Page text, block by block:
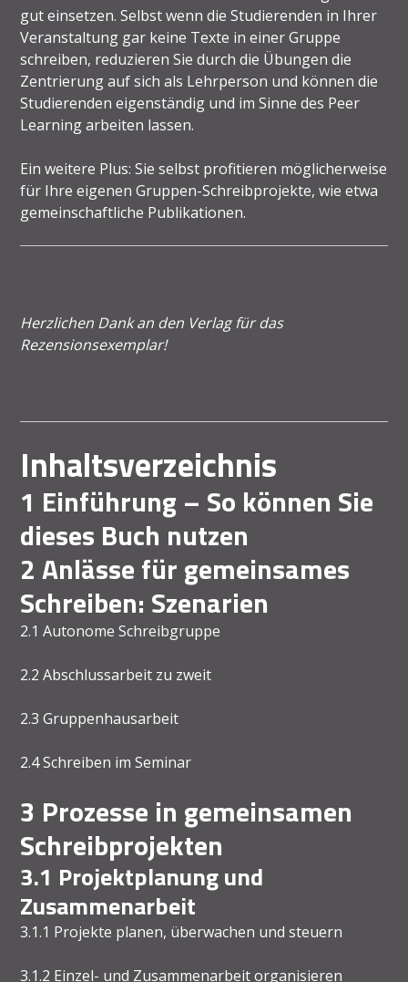
gut einsetzen. Selbst wenn die Studierenden in Ihrer
Veranstaltung gar keine Texte in einer Gruppe
schreiben, reduzieren Sie durch die Übungen die
Zentrierung auf sich als Lehrperson und können die
Studierenden eigenständig und im Sinne des Peer
Learning arbeiten lassen.
Ein weitere Plus: Sie selbst profitieren möglicherweise
für Ihre eigenen Gruppen-Schreibprojekte, wie etwa
gemeinschaftliche Publikationen.
Herzlichen Dank an den Verlag für das
Rezensionsexemplar!
Inhaltsverzeichnis
1 Einführung – So können Sie
dieses Buch nutzen
2 Anlässe für gemeinsames
Schreiben: Szenarien
2.1 Autonome Schreibgruppe
2.2 Abschlussarbeit zu zweit
2.3 Gruppenhausarbeit
2.4 Schreiben im Seminar
3 Prozesse in gemeinsamen
Schreibprojekten
3.1 Projektplanung und
Zusammenarbeit
3.1.1 Projekte planen, überwachen und steuern
3.1.2 Einzel- und Zusammenarbeit organisieren